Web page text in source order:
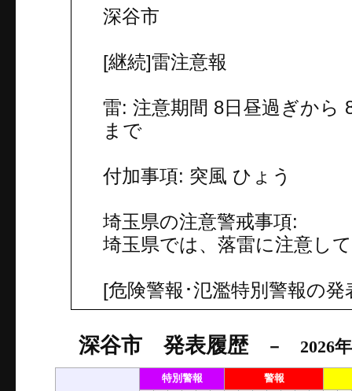
深谷市
[継続]雷注意報
雷: 注意期間 8日昼過ぎから
まで
付加事項: 突風 ひょう
埼玉県の注意警戒事項:
埼玉県では、落雷に注意し
[危険警報･氾濫特別警報の
深谷市 発表履歴－ 2026年8
特別警報 警報